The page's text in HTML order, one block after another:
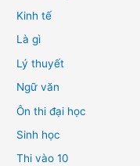
Kinh tế
Là gì
Lý thuyết
Ngữ văn
Ôn thi đại học
Sinh học
Thi vào 10